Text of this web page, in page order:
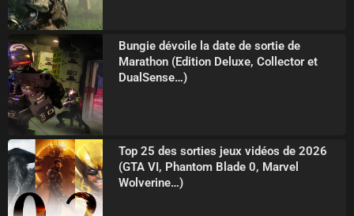
Bungie dévoile la date de sortie de
Marathon (Edition Deluxe, Collector et
DualSense…)
Top 25 des sorties jeux vidéos de 2026
(GTA VI, Phantom Blade 0, Marvel
Wolverine…)